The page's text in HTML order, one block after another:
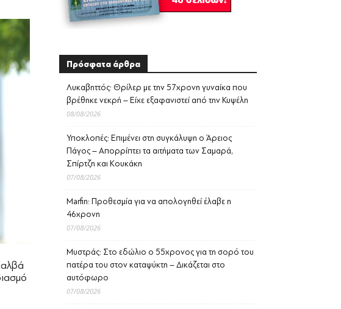
Πρόσφατα άρθρα
Λυκαβηττός: Θρίλερ με την 57χρονη γυναίκα που
βρέθηκε νεκρή – Είχε εξαφανιστεί από την Κυψέλη
08/08/2026
Υποκλοπές: Επιμένει στη συγκάλυψη ο Άρειος
Πάγος – Απορρίπτει τα αιτήματα των Σαμαρά,
Σπίρτζη και Κουκάκη
07/08/2026
Marfin: Προθεσμία για να απολογηθεί έλαβε η
46χρονη
07/08/2026
Μυστράς: Στο εδώλιο ο 55χρονος για τη σορό του
πατέρα του στον καταψύκτη – Δικάζεται στο
αυτόφωρο
07/08/2026